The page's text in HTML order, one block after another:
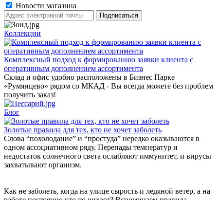
Новости магазина
Коллекции
Комплексный подход к формированию заявки клиента с
оперативным дополнением ассортимента
Склад и офис удобно расположены в Бизнес Парке
«Румянцево» рядом со МКАД - Вы всегда можете без проблем
получить заказ!
Блог
Золотые правила для тех, кто не хочет заболеть
Слова “похолодание” и “простуда” нередко оказываются в
одном ассоциативном ряду. Перепады температур и
недостаток солнечного света ослабляют иммунитет, и вирусы
захватывают организм.
Как не заболеть, когда на улице сырость и ледяной ветер, а на